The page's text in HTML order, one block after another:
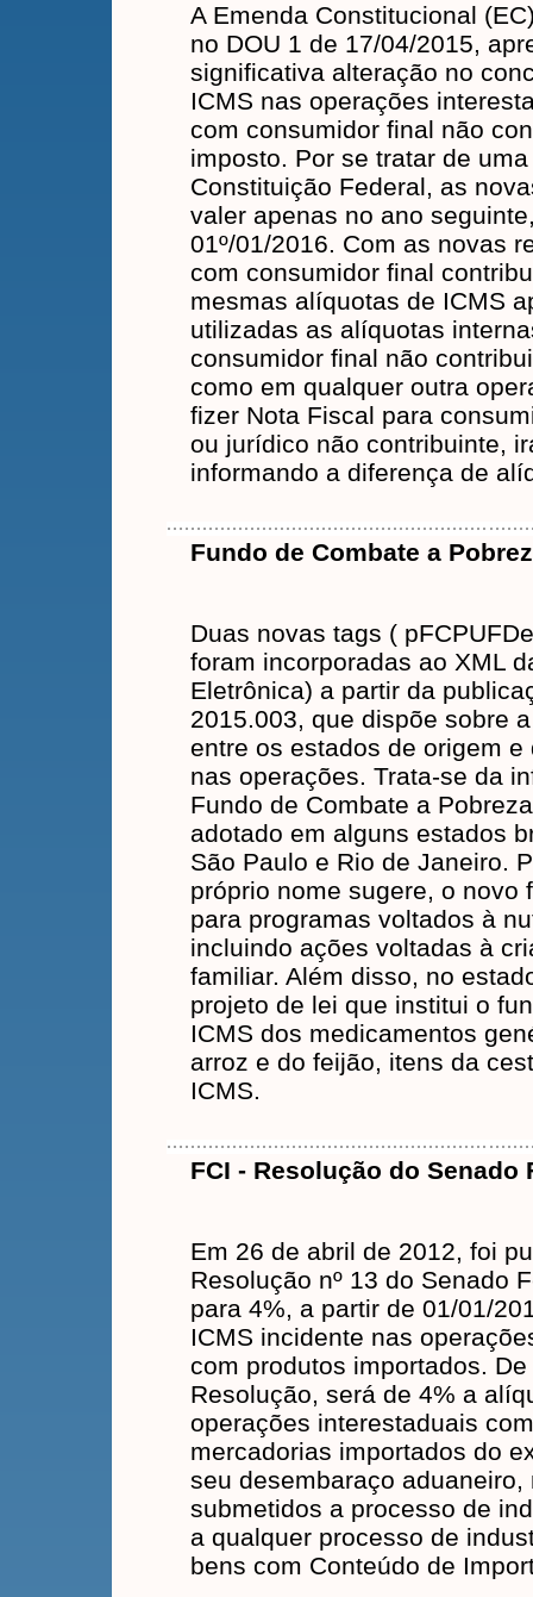
A Emenda Constitucional
no DOU 1 de 17/04/2015,
significativa alteração no
ICMS nas operações
com consumidor final não
imposto. Por se tratar de
Constituição Federal, as
valer apenas no ano
01º/01/2016. Com as novas
com consumidor final
mesmas alíquotas de ICMS
utilizadas as alíquotas
consumidor final não
como em qualquer outra
fizer Nota Fiscal para
ou jurídico não contribuinte,
informando a diferença de
Fundo de Combate a
Duas novas tags (
foram incorporadas ao XML
Eletrônica) a partir da
2015.003, que dispõe sobre
entre os estados de origem
nas operações. Trata-se da
Fundo de Combate a
adotado em alguns estados
São Paulo e Rio de Janeiro.
próprio nome sugere, o novo
para programas voltados à
incluindo ações voltadas à
familiar. Além disso, no
projeto de lei que institui o
ICMS dos medicamentos
arroz e do feijão, itens da
ICMS.
FCI - Resolução do Senado
Em 26 de abril de 2012, foi
Resolução nº 13 do Senado
para 4%, a partir de 01/01/
ICMS incidente nas
com produtos importados.
Resolução, será de 4% a
operações interestaduais
mercadorias importados do
seu desembaraço aduaneiro,
submetidos a processo de
a qualquer processo de
bens com Conteúdo de